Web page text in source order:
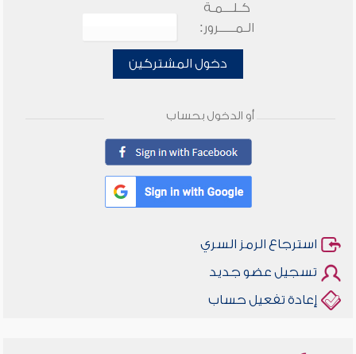
كـلـــمـة
الـمـــــرور:
دخول المشتركين
أو الدخول بحساب
استرجاع الرمز السري
تسجيل عضو جديد
إعادة تفعيل حساب